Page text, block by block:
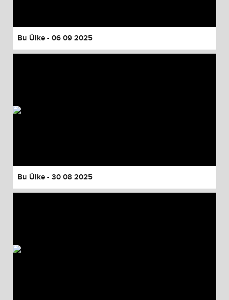
Bu Ülke - 06 09 2025
Bu Ülke - 30 08 2025